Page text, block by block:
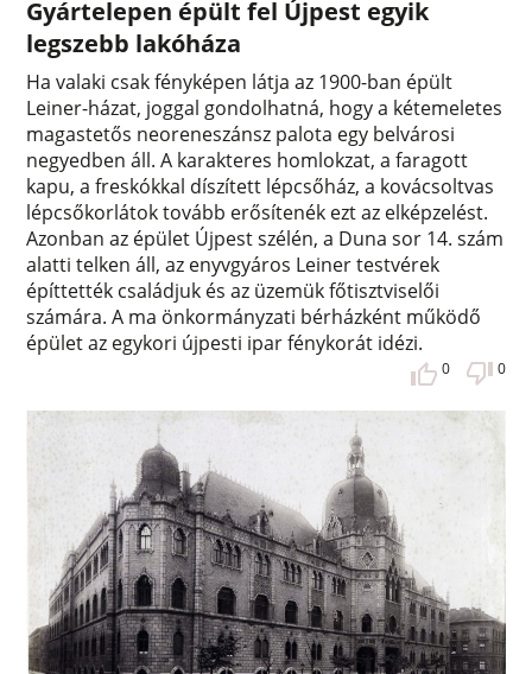
Gyártelepen épült fel Újpest egyik
legszebb lakóháza
Ha valaki csak fényképen látja az 1900-ban épült
Leiner-házat, joggal gondolhatná, hogy a kétemeletes
magastetős neoreneszánsz palota egy belvárosi
negyedben áll. A karakteres homlokzat, a faragott
kapu, a freskókkal díszített lépcsőház, a kovácsoltvas
lépcsőkorlátok tovább erősítenék ezt az elképzelést.
Azonban az épület Újpest szélén, a Duna sor 14. szám
alatti telken áll, az enyvgyáros Leiner testvérek
építtették családjuk és az üzemük főtisztviselői
számára. A ma önkormányzati bérházként működő
épület az egykori újpesti ipar fénykorát idézi.
0 0